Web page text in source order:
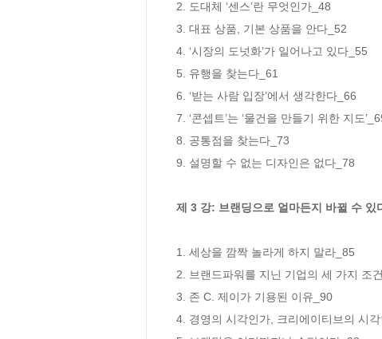
2. 도대체 ‘센스’란 무엇인가_48
3. 대표 상품, 기본 상품을 안다_52
4. ‘시장의 도넛화’가 일어나고 있다_55
5. 유행을 찾는다_61
6. ‘받는 사람 입장’에서 생각한다_66
7. ‘콘셉트’는 ‘물건을 만들기 위한 지도
8. 공통점을 찾는다_73
9. 설명할 수 없는 디자인은 없다_78
제 3 강: 브랜딩으로 얼마든지 바뀔 수 있
1. 세상을 깜짝 놀라게 하지 말라_85
2. 브랜드파워를 지닌 기업의 세 가지 조
3. 존 C. 제이가 기용된 이유_90
4. 경영의 시각인가, 크리에이티브의 시